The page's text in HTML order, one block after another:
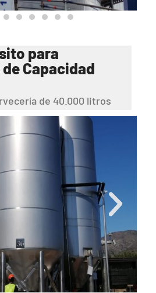
para
Capacidad
de 40.000 litros